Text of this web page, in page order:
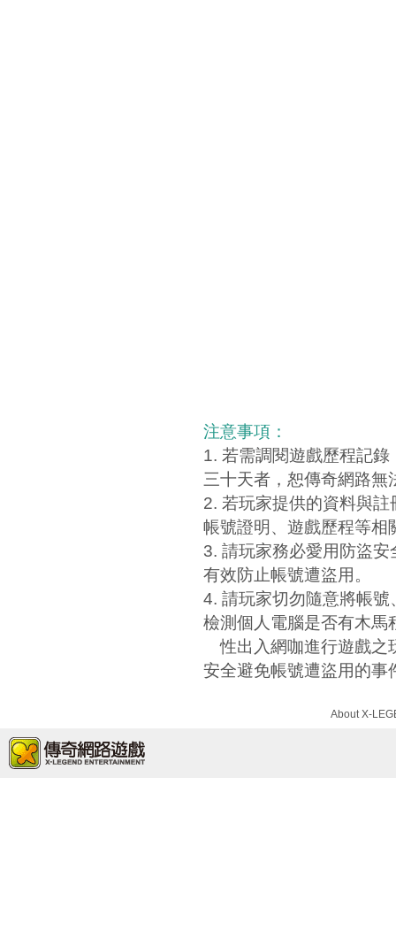
注意事項：
1. 若需調閱遊戲歷程記
三十天者，恕傳奇網路無
2. 若玩家提供的資料與
帳號證明、遊戲歷程等相
3. 請玩家務必愛用防盜
有效防止帳號遭盜用。
4. 請玩家切勿隨意將帳
檢測個人電腦是否有木馬
性出入網咖進行遊戲之
安全避免帳號遭盜用的事
About X-